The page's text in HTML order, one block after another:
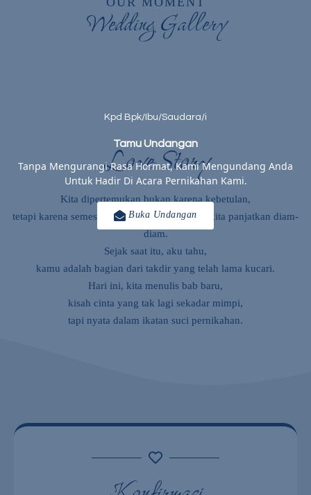
Kpd Bpk/Ibu/Saudara/i
Tamu Undangan
Tanpa Mengurangi Rasa Hormat, Kami Mengundang Anda
Untuk Hadir Di Acara Pernikahan Kami.
Buka Undangan
Wedding Gallery
Love Story
Kita dipertemukan bukan karena kebetulan,
tetapi karena semesta merestui doa-doa yang kita panjatkan diam-
diam.
Sejak saat itu, aku tahu,
kamu adalah bagian dari takdir yang telah lama kucari.
Hari ini, kita menulis bab baru,
kisah cinta yang tak lagi sekadar mimpi,
tapi nyata dalam ikatan suci pernikahan.